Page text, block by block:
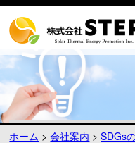
ホーム >会社案内 >SDGs